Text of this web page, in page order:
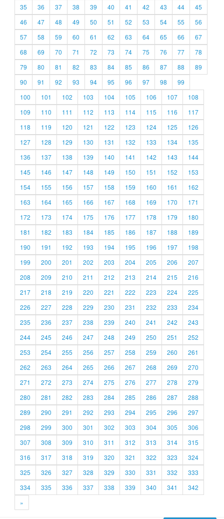
35
36 37 38 39 40 41 42 43 44
45
46
47 48 49 50 51 52 53 54 55
56
57
58 59 60 61 62 63 64 65 66
67
68
69 70 71 72 73 74 75 76 77
78
79
80 81 82 83 84 85 86 87 88
89
90
91 92 93 94 95 96 97 98
99
100
101 102 103 104 105 106 107
108
109
110 111 112 113 114 115 116
117
118
119 120 121 122 123 124 125
126
127
128 129 130 131 132 133 134
135
136
137 138 139 140 141 142 143
144
145
146 147 148 149 150 151 152
153
154
155 156 157 158 159 160 161
162
163
164 165 166 167 168 169 170
171
172
173 174 175 176 177 178 179
180
181
182 183 184 185 186 187 188
189
190
191 192 193 194 195 196 197
198
199
200 201 202 203 204 205 206
207
208
209 210 211 212 213 214 215
216
217
218 219 220 221 222 223 224
225
226
227 228 229 230 231 232 233
234
235
236 237 238 239 240 241 242
243
244
245 246 247 248 249 250 251
252
253
254 255 256 257 258 259 260
261
262
263 264 265 266 267 268 269
270
271
272 273 274 275 276 277 278
279
280
281 282 283 284 285 286 287
288
289
290 291 292 293 294 295 296
297
298
299 300 301 302 303 304 305
306
307
308 309 310 311 312 313 314
315
316
317 318 319 320 321 322 323
324
325
326 327 328 329 330 331 332
333
334
335 336 337 338 339 340 341
342
»